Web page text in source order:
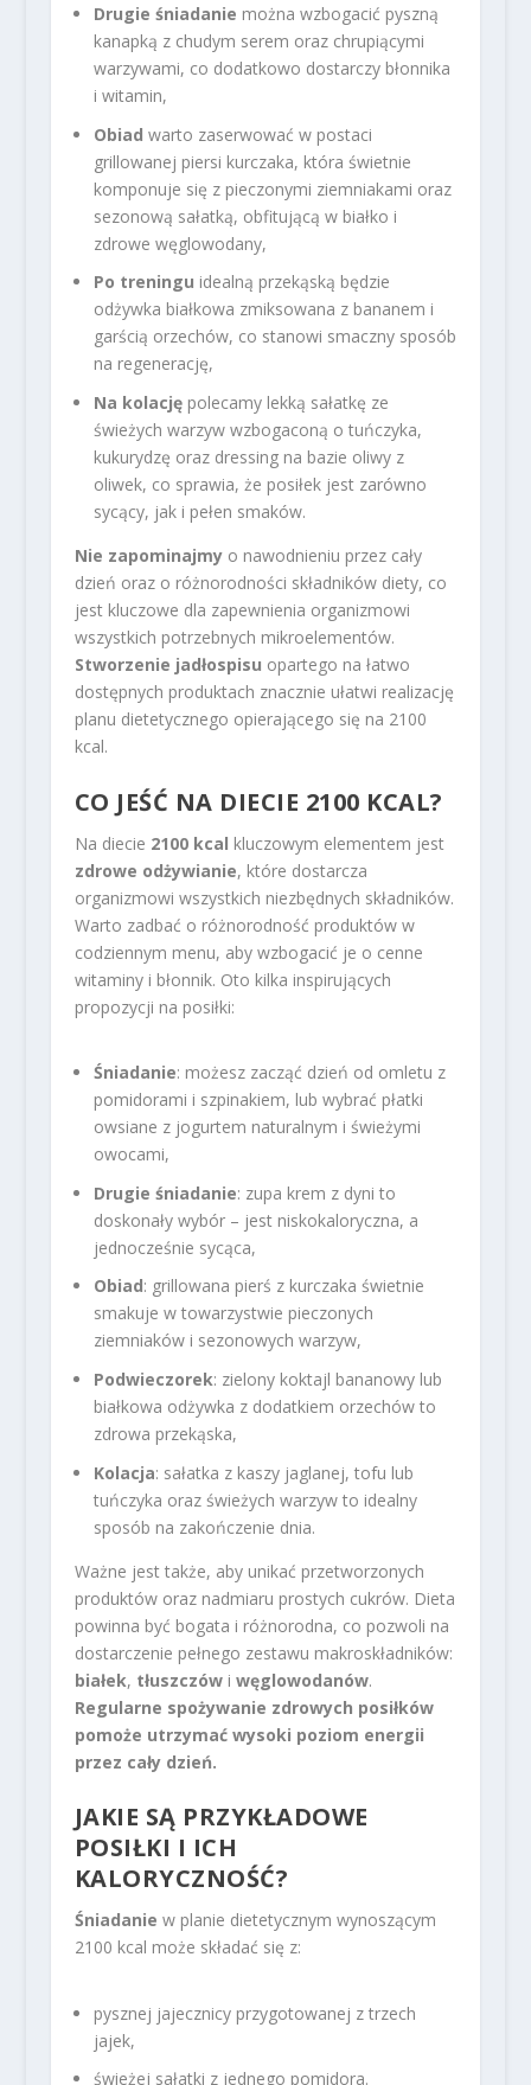
Drugie śniadanie można wzbogacić pyszną
kanapką z chudym serem oraz chrupiącymi
warzywami, co dodatkowo dostarczy błonnika
i witamin,
Obiad warto zaserwować w postaci
grillowanej piersi kurczaka, która świetnie
komponuje się z pieczonymi ziemniakami oraz
sezonową sałatką, obfitującą w białko i
zdrowe węglowodany,
Po treningu idealną przekąską będzie
odżywka białkowa zmiksowana z bananem i
garścią orzechów, co stanowi smaczny sposób
na regenerację,
Na kolacjępolecamy lekką sałatkę ze
świeżych warzyw wzbogaconą o tuńczyka,
kukurydzę oraz dressing na bazie oliwy z
oliwek, co sprawia, że posiłek jest zarówno
sycący, jak i pełen smaków.
Nie zapominajmyo nawodnieniu przez cały
dzień oraz o różnorodności składników diety, co
jest kluczowe dla zapewnienia organizmowi
wszystkich potrzebnych mikroelementów.
Stworzenie jadłospisu opartego na łatwo
dostępnych produktach znacznie ułatwi realizację
planu dietetycznego opierającego się na 2100
kcal.
CO JEŚĆ NA DIECIE 2100 KCAL?
Na diecie 2100 kcal kluczowym elementem jest
zdrowe odżywianie, które dostarcza
organizmowi wszystkich niezbędnych składników.
Warto zadbać o różnorodność produktów w
codziennym menu, aby wzbogacić je o cenne
witaminy i błonnik. Oto kilka inspirujących
propozycji na posiłki:
Śniadanie: możesz zacząć dzień od omletu z
pomidorami i szpinakiem, lub wybrać płatki
owsiane z jogurtem naturalnym i świeżymi
owocami,
Drugie śniadanie: zupa krem z dyni to
doskonały wybór – jest niskokaloryczna, a
jednocześnie sycąca,
Obiad: grillowana pierś z kurczaka świetnie
smakuje w towarzystwie pieczonych
ziemniaków i sezonowych warzyw,
Podwieczorek: zielony koktajl bananowy lub
białkowa odżywka z dodatkiem orzechów to
zdrowa przekąska,
Kolacja: sałatka z kaszy jaglanej, tofu lub
tuńczyka oraz świeżych warzyw to idealny
sposób na zakończenie dnia.
Ważne jest także, aby unikać przetworzonych
produktów oraz nadmiaru prostych cukrów. Dieta
powinna być bogata i różnorodna, co pozwoli na
dostarczenie pełnego zestawu makroskładników:
białek, tłuszczówi węglowodanów.
Regularne spożywanie zdrowych posiłków
pomoże utrzymać wysoki poziom energii
przez cały dzień.
JAKIE SĄ PRZYKŁADOWE
POSIŁKI I ICH
KALORYCZNOŚĆ?
Śniadanie w planie dietetycznym wynoszącym
2100 kcal może składać się z:
pysznej jajecznicy przygotowanej z trzech
jajek,
świeżej sałatki z jednego pomidora.